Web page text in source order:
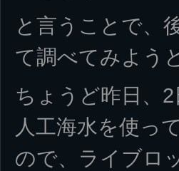
と言うことで、
て調べてみよう
ちょうど昨日、
人工海水を使っ
ので、ライブロ